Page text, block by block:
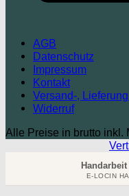
AGB
Datenschutz
Impressum
Kontakt
Versand-,
Widerruf
Alle Preise in brutto inkl.
E-LOCIN